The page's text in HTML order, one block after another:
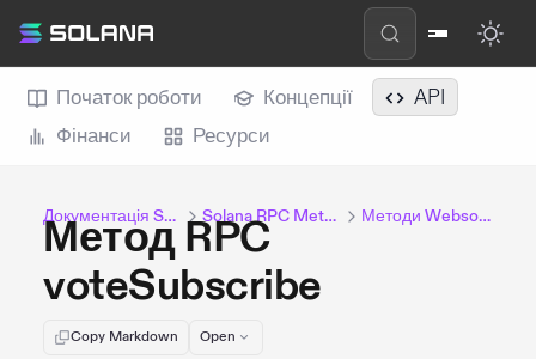
Початок роботи Концепції
API
Фінанси
Ресурси
Документація Solana Solana RPC Methods Методи Websocket
Метод RPC
voteSubscribe
Copy Markdown Open